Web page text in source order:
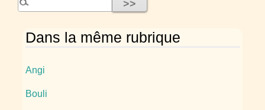
Dans la même rubrique
Angi
Bouli